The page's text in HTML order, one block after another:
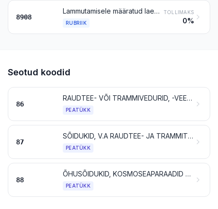
8908
Lammutamisele määratud laevad jm ujuvkonstruktsioonid
RUBRIIK
TOLLIMAKS
0%
Seotud koodid
86
RAUDTEE- VÕI TRAMMIVEDURID, -VEEREM NING NENDE OSAD; RAUDTEE- VÕI TRAMMITEESEADMED JA -TARVIKUD NING NENDE OSAD; MITMESUGUSED MEHAANILISED (SH ELEKTROMEHAANILISED) LIIKLUSKORRALDUSSEADMED
PEATÜKK
87
SÕIDUKID, V.A RAUDTEE- JA TRAMMITEEVEEREM, NING NENDE OSAD JA TARVIKUD
PEATÜKK
88
ÕHUSÕIDUKID, KOSMOSEAPARAADID JA NENDE OSAD
PEATÜKK